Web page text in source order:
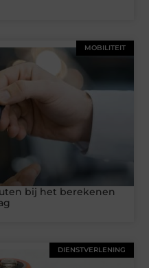
MOBILITEIT
bij het berekenen
DIENSTVERLENING